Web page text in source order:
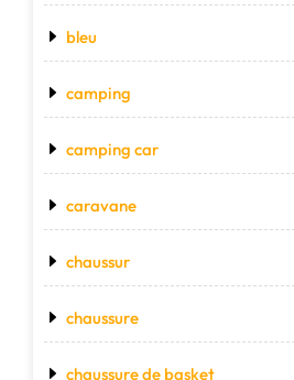
bleu
camping
camping car
caravane
chaussur
chaussure
chaussure de basket